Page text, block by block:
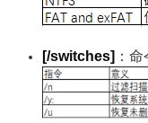
[/switches] ：